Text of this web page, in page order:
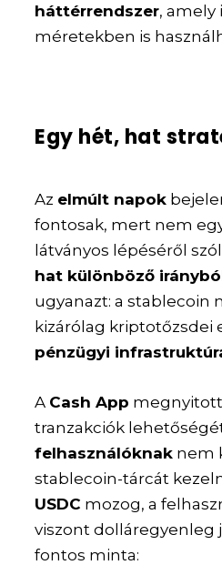
háttérrendszer, amely
méretekben is
Egy hét, hat
Az elmúlt napok
fontosak, mert nem
látványos lépéséről
hat különböző
ugyanazt: a stablecoin
kizárólag kriptotőzsdei
pénzügyi
A Cash App
tranzakciók
felhasználóknak nem
stablecoin-tárcát
USDC mozog, a
viszont dolláregyenleg
fontos minta: